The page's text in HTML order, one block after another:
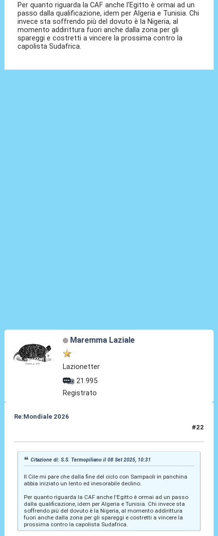
Per quanto riguarda la CAF anche l'Egitto è ormai ad un
passo dalla qualificazione, idem per Algeria e Tunisia. Chi
invece sta soffrendo più del dovuto è la Nigeria, al
momento addirittura fuori anche dalla zona per gli
spareggi e costretti a vincere la prossima contro la
capolista Sudafrica.
Maremma Laziale
Lazionetter
21.995
Registrato
Re:Mondiale 2026
#22
Citazione di: S.S. Termopiliano il 08 Set 2025, 10:31
Il Cile mi pare che dalla fine del ciclo con Sampaoli in panchina
abbia iniziato un lento ed inesorabile declino.
Per quanto riguarda la CAF anche l'Egitto è ormai ad un passo
dalla qualificazione, idem per Algeria e Tunisia. Chi invece sta
soffrendo più del dovuto è la Nigeria, al momento addirittura
fuori anche dalla zona per gli spareggi e costretti a vincere la
prossima contro la capolista Sudafrica.